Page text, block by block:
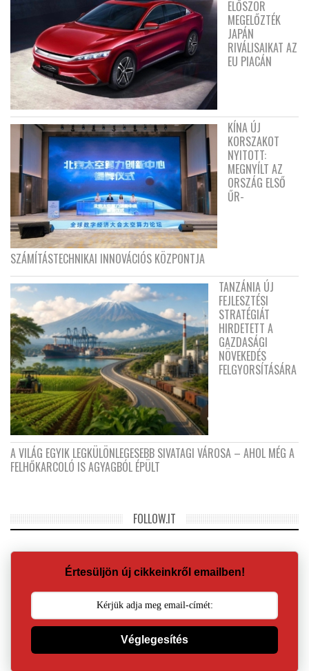
ELŐSZÖR
MEGELŐZTÉK
JAPÁN
RIVÁLISAIKAT AZ
EU PIACÁN
KÍNA ÚJ
KORSZAKOT
NYITOTT:
MEGNYÍLT AZ
ORSZÁG ELSŐ
ŰR-
SZÁMÍTÁSTECHNIKAI INNOVÁCIÓS KÖZPONTJA
TANZÁNIA ÚJ
FEJLESZTÉSI
STRATÉGIÁT
HIRDETETT A
GAZDASÁGI
NÖVEKEDÉS
FELGYORSÍTÁSÁRA
A VILÁG EGYIK LEGKÜLÖNLEGESEBB SIVATAGI VÁROSA – AHOL MÉG A
FELHŐKARCOLÓ IS AGYAGBÓL ÉPÜLT
FOLLOW.IT
Értesüljön új cikkeinkről emailben!
Véglegesítés